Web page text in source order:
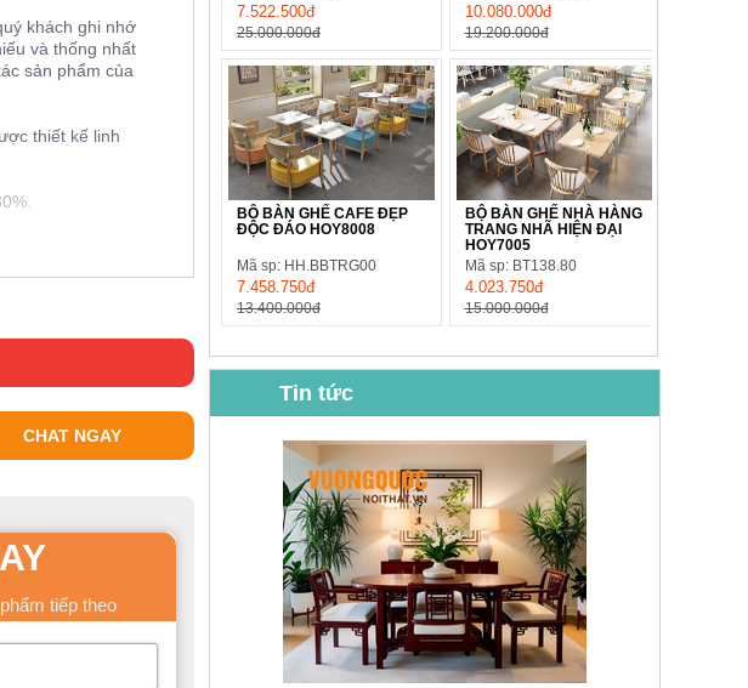
khách ghi nhớ
và thống nhất
sản phẩm của
thiết kế linh
CHAT NGAY
tiếp theo
7.522.500đ
25.000.000đ
10.080.000đ
19.200.000đ
BỘ BÀN GHẾ CAFE ĐẸP
ĐỘC ĐÁO HOY8008
Mã sp: HH.BBTRG00
7.458.750đ
13.400.000đ
BỘ BÀN GHẾ NHÀ HÀNG
TRANG NHÃ HIỆN ĐẠI
HOY7005
Mã sp: BT138.80
4.023.750đ
15.000.000đ
BỘ BÀN GHẾ CAFE NHẬP
KHẨU CAO CẤP HOY7006
Mã sp: BT135
14.178.750đ
24.700.000đ
BỘ BÀN TRÀ GỖ TỰ NHIÊN
PHONG CÁCH TRUNG HOA
KIỂU MỚI...
Mã sp: BT138.80
20.250.000đ
39.150.000đ
Tin tức